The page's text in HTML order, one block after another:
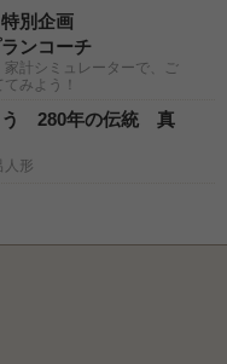
別企画
ンコーチ
計シミュレーターで、ご
みよう！
う 280年の伝統 真
人形